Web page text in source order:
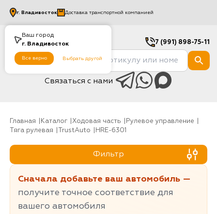
Ваш город
г. Владивосток
Все верно Выбрать другой
г. Владивосток Доставка транспортной компанией
7 (991) 898-75-11
Связаться с нами
Главная Каталог Ходовая часть
рулевое управление
Тяга рулевая
TrustAuto HRE-6301
Фильтр
Сначала добавьте ваш автомобиль —
получите точное соответствие для
вашего автомобиля